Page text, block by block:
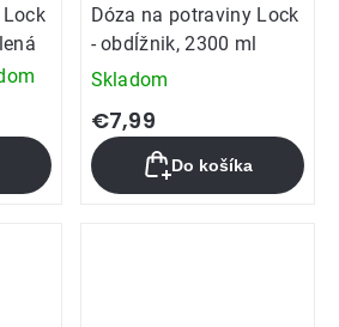
Dóza na potraviny Lock
- obdĺžnik, 2300 ml
Skladom
€7,99
Do košíka